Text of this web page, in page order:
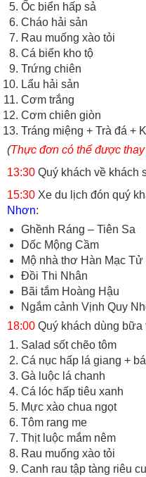
Ốc biển hấp sả
Cháo hải sản
Rau muống xào tỏi
Cá biển kho tộ
Trứng chiên
Lẩu hải sản
Cơm trắng
Cơm chiên giòn
Tráng miệng + Trà đá +
(Thực đơn có thể được
13:30 Quý khách về khách
15:30 Xe du lịch đón quý
Nhơn:
Ghềnh Ráng – Tiên Sa
Dốc Mộng Cầm
Mộ nhà thơ Hàn Mạc Tử
Đồi Thi Nhân
Bãi tắm Hoàng Hậu
Ngắm cảnh Vịnh Quy
18:00 Quý khách dùng
Salad sốt chẽo tôm
Cá nục hấp lá giang +
Gà luộc lá chanh
Cá lóc hấp tiêu xanh
Mực xào chua ngọt
Tôm rang me
Thịt luộc mắm nêm
Rau muống xào tỏi
Canh rau tập tàng riêu